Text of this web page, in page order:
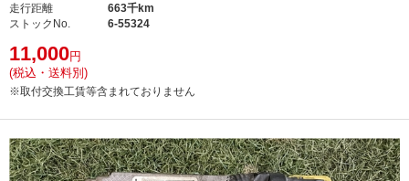
走行距離
663千km
ストックNo.
6-55324
11,000円
(税込・送料別)
※取付交換工賃等含まれておりません